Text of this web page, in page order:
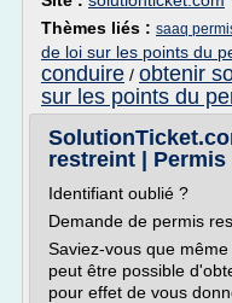
Thèmes liés : saaq
de loi sur les points du
conduire / obtenir
sur les points du
restreint | Permis
Identifiant oublié ?
Demande de permis
Saviez-vous que
peut être possible
pour effet de vous